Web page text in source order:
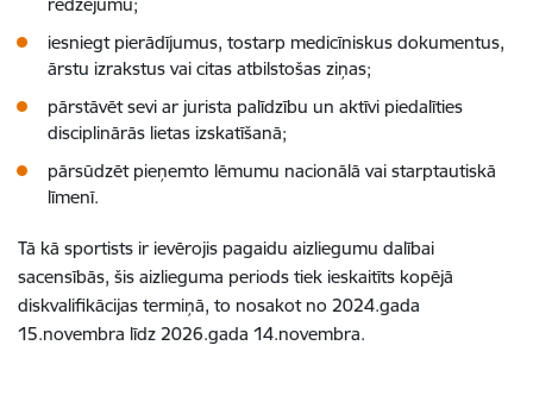
iesniegt pierādījumus, tostarp medicīniskus dokumentus,
ārstu izrakstus vai citas atbilstošas ziņas;
pārstāvēt sevi ar jurista palīdzību un aktīvi piedalīties
disciplinārās lietas izskatīšanā;
pārsūdzēt pieņemto lēmumu nacionālā vai starptautiskā
līmenī.
Tā kā sportists ir ievērojis pagaidu aizliegumu dalībai
sacensībās, šis aizlieguma periods tiek ieskaitīts kopējā
diskvalifikācijas termiņā, to nosakot no 2024.gada
15.novembra līdz 2026.gada 14.novembra.